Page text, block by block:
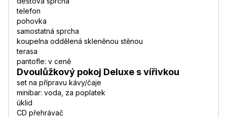
telefon
pohovka
samostatná sprcha
koupelna oddělená skleněnou stěnou
terasa
pantofle: v ceně
Dvoulůžkový pokoj Deluxe s vířivkou
set na přípravu kávy/čaje
minibar: voda, za poplatek
úklid
CD přehrávač